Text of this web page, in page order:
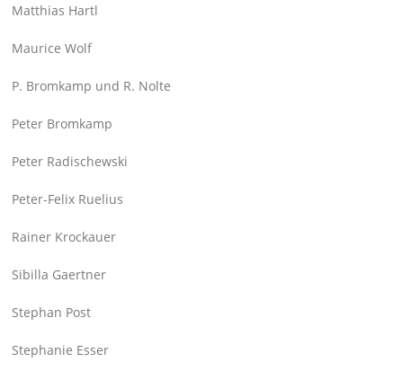
Matthias Hartl
Maurice Wolf
P. Bromkamp und R. Nolte
Peter Bromkamp
Peter Radischewski
Peter-Felix Ruelius
Rainer Krockauer
Sibilla Gaertner
Stephan Post
Stephanie Esser